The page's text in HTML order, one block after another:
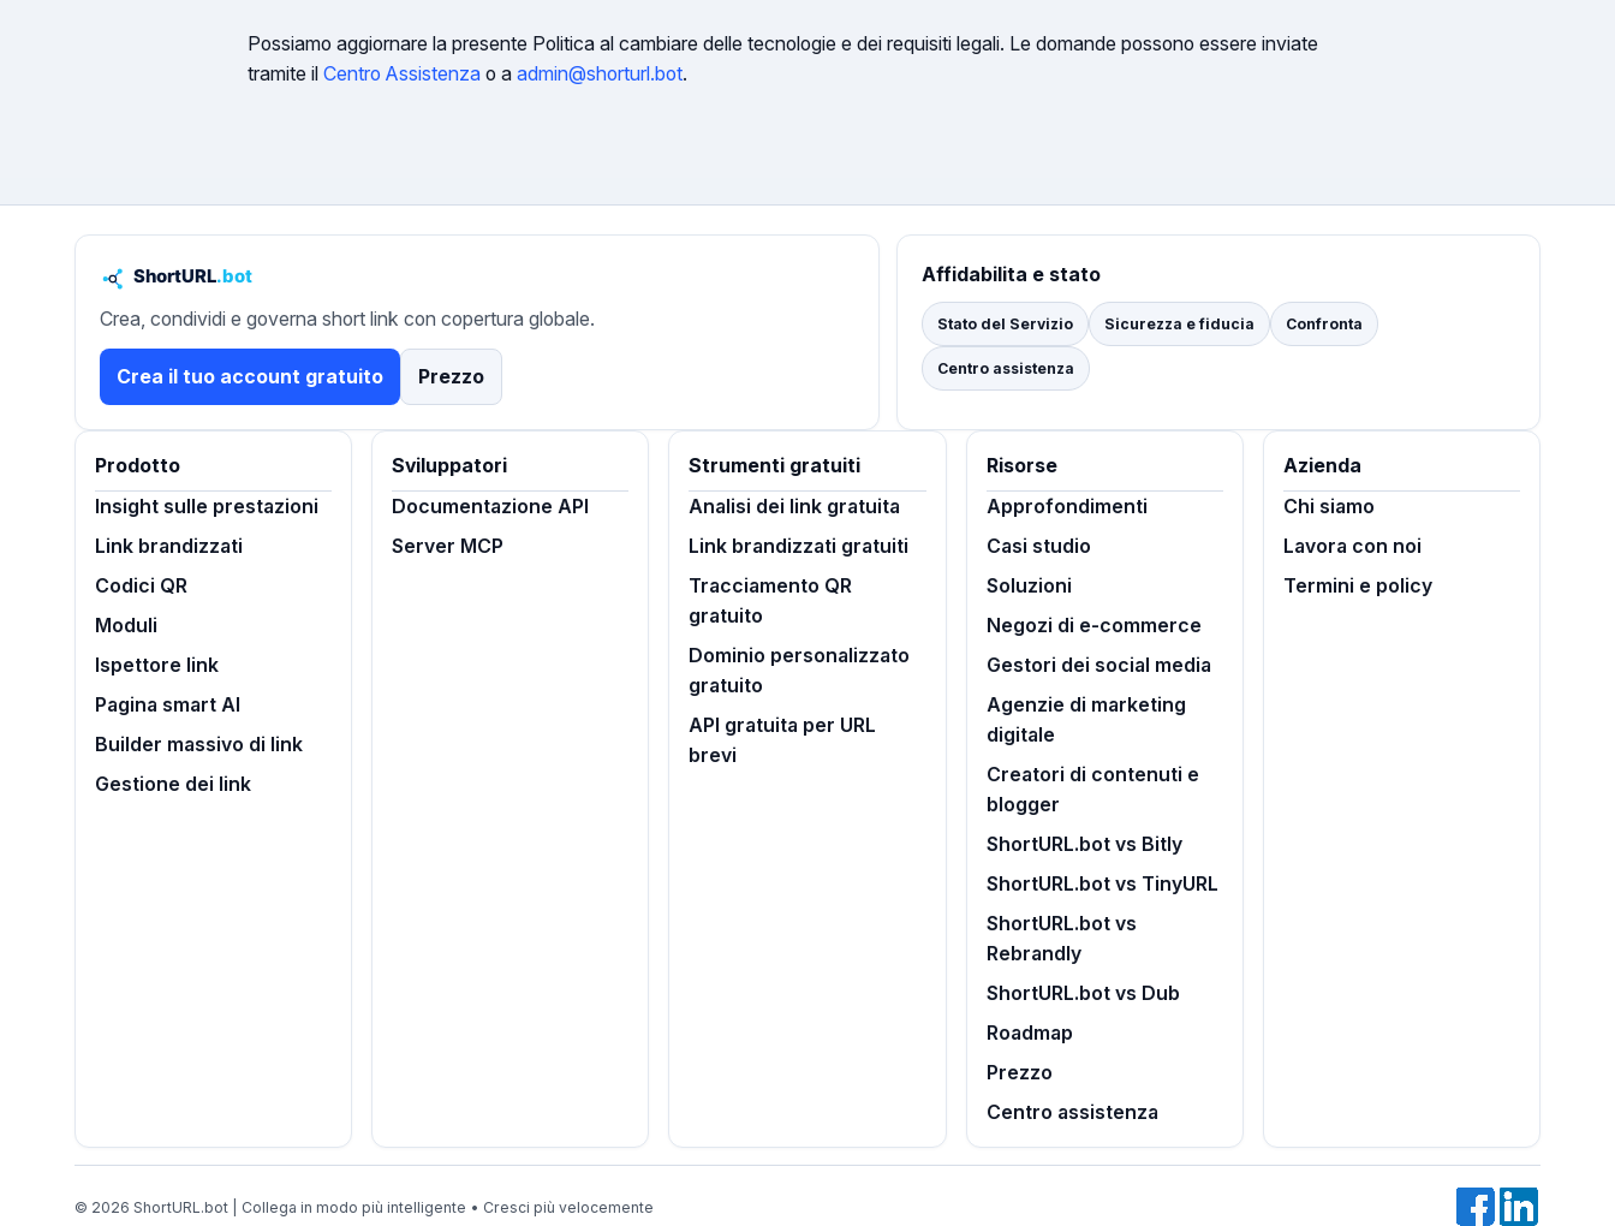
Possiamo aggiornare la presente Politica al cambiare delle tecnologie e dei requisiti legali. Le domande possono essere inviate
tramite il Centro Assistenza o a admin@shorturl.bot.
Crea, condividi e governa short link con copertura globale.
Crea il tuo account gratuito Prezzo
Affidabilita e stato
Stato del Servizio Sicurezza e fiducia Confronta
Centro assistenza
Prodotto
Insight sulle prestazioni
Link brandizzati
Codici QR
Moduli
Ispettore link
Pagina smart AI
Builder massivo di link
Gestione dei link
Sviluppatori
Documentazione API
Server MCP
Strumenti gratuiti
Analisi dei link gratuita
Link brandizzati gratuiti
Tracciamento QR
gratuito
Dominio personalizzato
gratuito
API gratuita per URL
brevi
Risorse
Approfondimenti
Casi studio
Soluzioni
Negozi di e-commerce
Gestori dei social media
Agenzie di marketing
digitale
Creatori di contenuti e
blogger
ShortURL.bot vs Bitly
ShortURL.bot vs TinyURL
ShortURL.bot vs
Rebrandly
ShortURL.bot vs Dub
Roadmap
Prezzo
Centro assistenza
Azienda
Chi siamo
Lavora con noi
Termini e policy
© 2026 ShortURL.bot | Collega in modo più intelligente • Cresci più velocemente